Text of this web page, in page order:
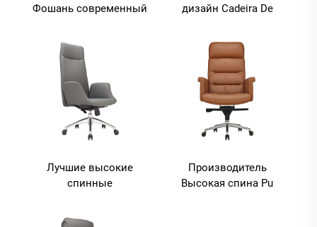
Фошань современный
дерево перегнутое
дерево фанера Босс
кожаный стул Зал
заседаний Офисный
стол и стул набор
дизайн Cadeira De
Эргономические
деревянные кожаные
офисные стулья Босс
менеджер Офисный
стол и стул
Лучшие высокие
спинные
эргономичные
Производитель
Высокая спина Pu